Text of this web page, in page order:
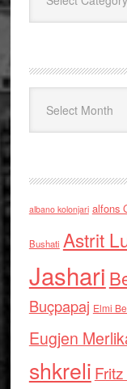
albano kolonjari alfons
Bushati Astrit
Jashari
Buçpapaj Elmi
Eugjen
shkreli